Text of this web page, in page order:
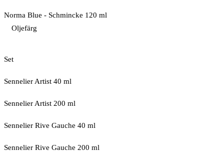
Norma Blue - Schmincke 120 ml
Oljefärg
Set
Sennelier Artist 40 ml
Sennelier Artist 200 ml
Sennelier Rive Gauche 40 ml
Sennelier Rive Gauche 200 ml